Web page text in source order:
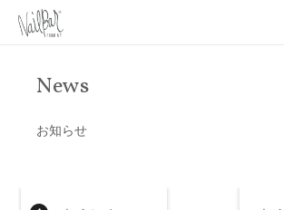
News
お知らせ